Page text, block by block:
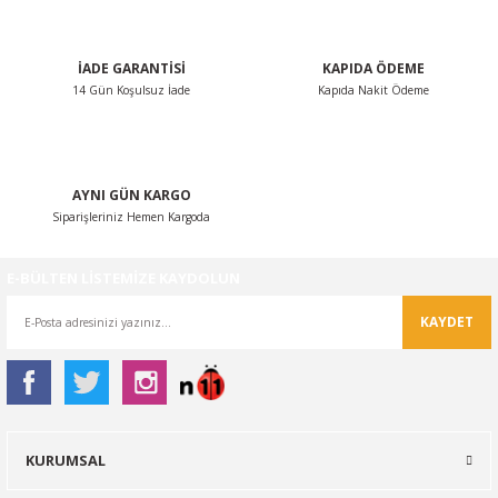
İADE GARANTİSİ
14 Gün Koşulsuz İade
KAPIDA ÖDEME
Kapıda Nakit Ödeme
AYNI GÜN KARGO
Siparişleriniz Hemen Kargoda
KAYDET
KURUMSAL